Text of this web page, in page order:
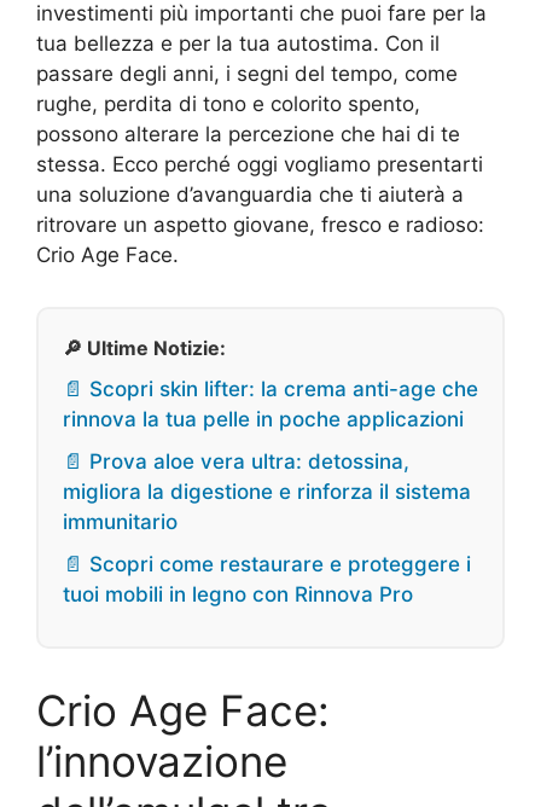
investimenti più importanti che puoi fare per la
tua bellezza e per la tua autostima. Con il
passare degli anni, i segni del tempo, come
rughe, perdita di tono e colorito spento,
possono alterare la percezione che hai di te
stessa. Ecco perché oggi vogliamo presentarti
una soluzione d’avanguardia che ti aiuterà a
ritrovare un aspetto giovane, fresco e radioso:
Crio Age Face.
🔎 Ultime Notizie:
📄 Scopri skin lifter: la crema anti-age che
rinnova la tua pelle in poche applicazioni
📄 Prova aloe vera ultra: detossina,
migliora la digestione e rinforza il sistema
immunitario
📄 Scopri come restaurare e proteggere i
tuoi mobili in legno con Rinnova Pro
Crio Age Face:
l’innovazione